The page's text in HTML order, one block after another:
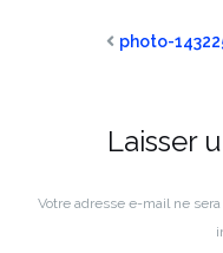
photo-
Laisser
Votre adresse e-mail ne